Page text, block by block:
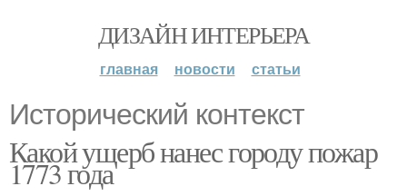
ДИЗАЙН ИНТЕРЬЕРА
главная новости статьи
Исторический контекст
Какой ущерб нанес городу пожар
1773 года